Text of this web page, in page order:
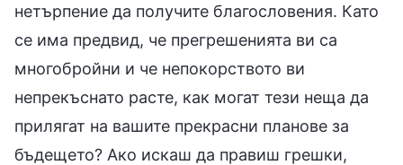
нетърпение да получите благословения. Като
се има предвид, че прегрешенията ви са
многобройни и че непокорството ви
непрекъснато расте, как могат тези неща да
прилягат на вашите прекрасни планове за
бъдещето? Ако искаш да правиш грешки,